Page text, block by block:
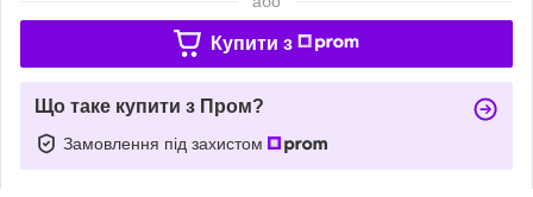
Купити з
Що таке купити з Пром?
Замовлення під захистом